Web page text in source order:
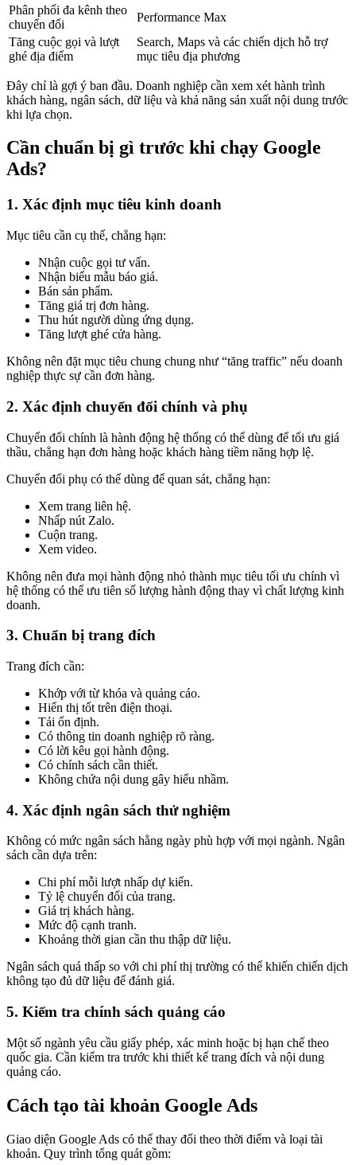
Phân phối đa kênh theo
chuyển đổi
Performance Max
Tăng cuộc gọi và lượt
ghé địa điểm
Search, Maps và các chiến dịch hỗ trợ
mục tiêu địa phương
Đây chỉ là gợi ý ban đầu. Doanh nghiệp cần xem xét hành trình
khách hàng, ngân sách, dữ liệu và khả năng sản xuất nội dung trước
khi lựa chọn.
Cần chuẩn bị gì trước khi chạy Google
Ads?
1. Xác định mục tiêu kinh doanh
Mục tiêu cần cụ thể, chẳng hạn:
Nhận cuộc gọi tư vấn.
Nhận biểu mẫu báo giá.
Bán sản phẩm.
Tăng giá trị đơn hàng.
Thu hút người dùng ứng dụng.
Tăng lượt ghé cửa hàng.
Không nên đặt mục tiêu chung chung như “tăng traffic” nếu doanh
nghiệp thực sự cần đơn hàng.
2. Xác định chuyển đổi chính và phụ
Chuyển đổi chính là hành động hệ thống có thể dùng để tối ưu giá
thầu, chẳng hạn đơn hàng hoặc khách hàng tiềm năng hợp lệ.
Chuyển đổi phụ có thể dùng để quan sát, chẳng hạn:
Xem trang liên hệ.
Nhấp nút Zalo.
Cuộn trang.
Xem video.
Không nên đưa mọi hành động nhỏ thành mục tiêu tối ưu chính vì
hệ thống có thể ưu tiên số lượng hành động thay vì chất lượng kinh
doanh.
3. Chuẩn bị trang đích
Trang đích cần:
Khớp với từ khóa và quảng cáo.
Hiển thị tốt trên điện thoại.
Tải ổn định.
Có thông tin doanh nghiệp rõ ràng.
Có lời kêu gọi hành động.
Có chính sách cần thiết.
Không chứa nội dung gây hiểu nhầm.
4. Xác định ngân sách thử nghiệm
Không có mức ngân sách hằng ngày phù hợp với mọi ngành. Ngân
sách cần dựa trên:
Chi phí mỗi lượt nhấp dự kiến.
Tỷ lệ chuyển đổi của trang.
Giá trị khách hàng.
Mức độ cạnh tranh.
Khoảng thời gian cần thu thập dữ liệu.
Ngân sách quá thấp so với chi phí thị trường có thể khiến chiến dịch
không tạo đủ dữ liệu để đánh giá.
5. Kiểm tra chính sách quảng cáo
Một số ngành yêu cầu giấy phép, xác minh hoặc bị hạn chế theo
quốc gia. Cần kiểm tra trước khi thiết kế trang đích và nội dung
quảng cáo.
Cách tạo tài khoản Google Ads
Giao diện Google Ads có thể thay đổi theo thời điểm và loại tài
khoản. Quy trình tổng quát gồm: